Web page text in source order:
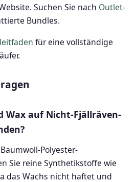
Suchen Sie nach Outlet-
Bundles.
für eine vollständige
Wax auf Nicht-Fjällräven-
Polyester-
Sie reine Synthetikstoffe wie
das Wachs nicht haftet und